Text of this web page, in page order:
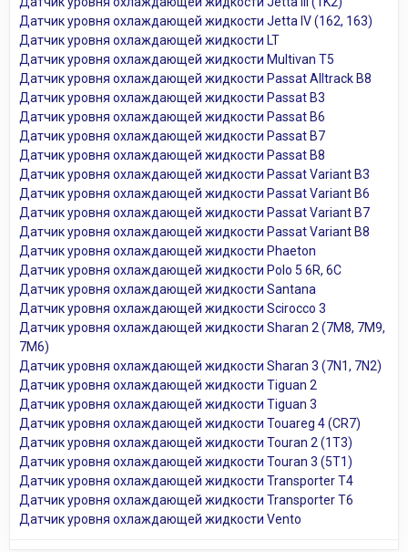
Датчик уровня охлаждающей жидкости Jetta IV (162, 163)
Датчик уровня охлаждающей жидкости LT
Датчик уровня охлаждающей жидкости Multivan T5
Датчик уровня охлаждающей жидкости Passat Alltrack B8
Датчик уровня охлаждающей жидкости Passat B3
Датчик уровня охлаждающей жидкости Passat B6
Датчик уровня охлаждающей жидкости Passat B7
Датчик уровня охлаждающей жидкости Passat B8
Датчик уровня охлаждающей жидкости Passat Variant B3
Датчик уровня охлаждающей жидкости Passat Variant B6
Датчик уровня охлаждающей жидкости Passat Variant B7
Датчик уровня охлаждающей жидкости Passat Variant B8
Датчик уровня охлаждающей жидкости Phaeton
Датчик уровня охлаждающей жидкости Polo 5 6R, 6C
Датчик уровня охлаждающей жидкости Santana
Датчик уровня охлаждающей жидкости Scirocco 3
Датчик уровня охлаждающей жидкости Sharan 2 (7M8, 7M9,
7M6)
Датчик уровня охлаждающей жидкости Sharan 3 (7N1, 7N2)
Датчик уровня охлаждающей жидкости Tiguan 2
Датчик уровня охлаждающей жидкости Tiguan 3
Датчик уровня охлаждающей жидкости Touareg 4 (CR7)
Датчик уровня охлаждающей жидкости Touran 2 (1T3)
Датчик уровня охлаждающей жидкости Touran 3 (5T1)
Датчик уровня охлаждающей жидкости Transporter T4
Датчик уровня охлаждающей жидкости Transporter T6
Датчик уровня охлаждающей жидкости Vento